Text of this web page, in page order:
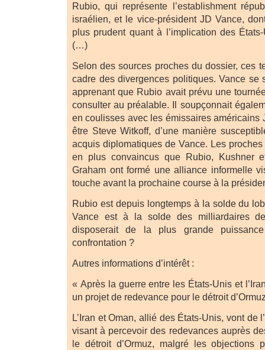
Rubio, qui représente l’establishment
israélien, et le vice-président JD Vance,
plus prudent quant à l’implication des
(…)
Selon des sources proches du dossier, ces
cadre des divergences politiques. Vance se
apprenant que Rubio avait prévu une
consulter au préalable. Il soupçonnait
en coulisses avec les émissaires américains
être Steve Witkoff, d’une manière
acquis diplomatiques de Vance. Les
en plus convaincus que Rubio, Kushner
Graham ont formé une alliance informelle
touche avant la prochaine course à la
Rubio est depuis longtemps à la solde du
Vance est à la solde des milliardaires
disposerait de la plus grande
confrontation ?
Autres informations d’intérêt :
« Après la guerre entre les États-Unis et
un projet de redevance pour le détroit
L’Iran et Oman, allié des États-Unis, vont de
visant à percevoir des redevances auprès
le détroit d’Ormuz, malgré les objections